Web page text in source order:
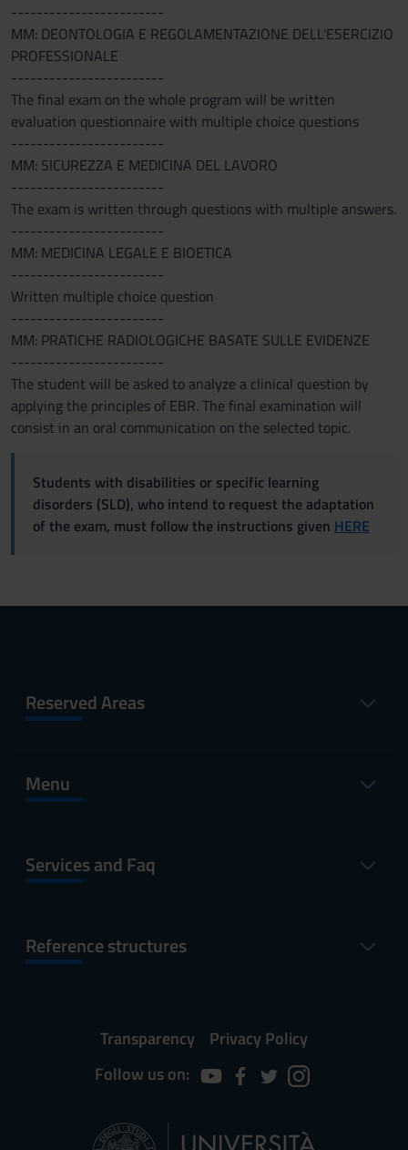
------------------------
MM: DEONTOLOGIA E REGOLAMENTAZIONE DELL'ESERCIZIO
PROFESSIONALE
------------------------
The final exam on the whole program will be written
evaluation questionnaire with multiple choice questions
------------------------
MM: SICUREZZA E MEDICINA DEL LAVORO
------------------------
The exam is written through questions with multiple answers.
------------------------
MM: MEDICINA LEGALE E BIOETICA
------------------------
Written multiple choice question
------------------------
MM: PRATICHE RADIOLOGICHE BASATE SULLE EVIDENZE
------------------------
The student will be asked to analyze a clinical question by
applying the principles of EBR. The final examination will
consist in an oral communication on the selected topic.
Students with disabilities or specific learning
disorders (SLD), who intend to request the adaptation
of the exam, must follow the instructions given HERE
Reserved Areas
Menu
Services and Faq
Reference structures
Transparency
Privacy Policy
Follow us on: